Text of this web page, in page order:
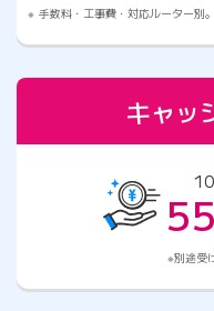
手数料・工事費・対応ルーター別。
キャッ
別途受